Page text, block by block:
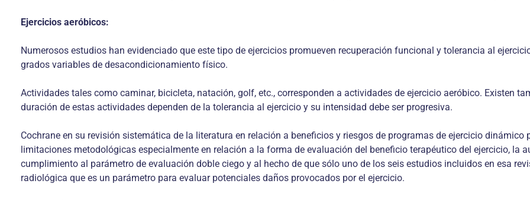
Ejercicios aeróbicos:
Numerosos estudios han evidenciado que este tipo de ejercicios promueven recuperación funcional y tolerancia al
grados variables de desacondicionamiento físico.
Actividades tales como caminar, bicicleta, natación, golf, etc., corresponden a actividades de ejercicio aeróbico. Existen
duración de estas actividades dependen de la tolerancia al ejercicio y su intensidad debe ser progresiva.
Cochrane en su revisión sistemática de la literatura en relación a beneficios y riesgos de programas de ejercicio dinámico
limitaciones metodológicas especialmente en relación a la forma de evaluación del beneficio terapéutico del ejercicio, la
cumplimiento al parámetro de evaluación doble ciego y al hecho de que sólo uno de los seis estudios incluidos en esa
radiológica que es un parámetro para evaluar potenciales daños provocados por el ejercicio.